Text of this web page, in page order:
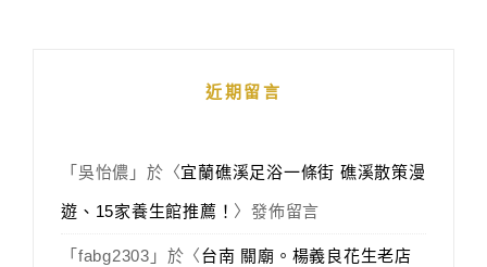
近期留言
「 吳怡儂 」於〈宜蘭礁溪足浴一條街 礁溪散策漫
遊、15家養生館推薦！ 〉發佈留言
「 fabg2303 」於〈台南 關廟。楊義良花生老店